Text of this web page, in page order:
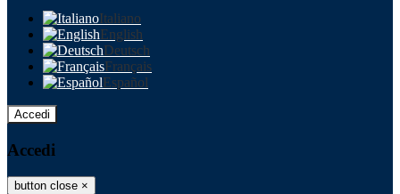
Italiano
English
Deutsch
Français
Español
Accedi
Accedi
button close ×